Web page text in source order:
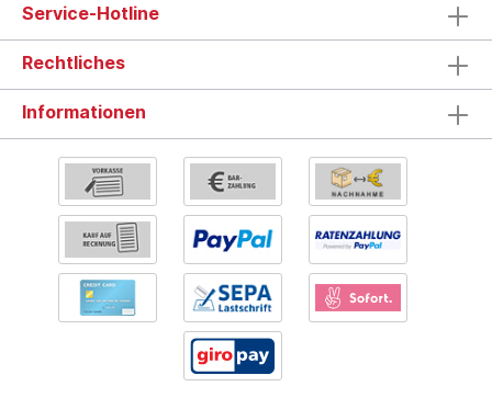
Service-Hotline
Rechtliches
Informationen